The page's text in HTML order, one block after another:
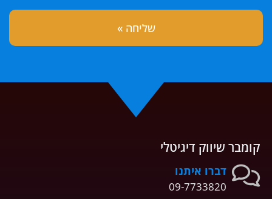
קומבר שיווק דיגיטלי
דברו איתנו
09-7733820